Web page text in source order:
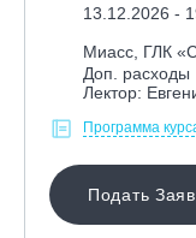
Челябинская
Чусовой, ГК
Южно-
Ярославль, СП
ОЧИСТИТЬ
13.12.2026 -
Миасс, ГЛК
Доп. расходы
Лектор:
Программа
Подать